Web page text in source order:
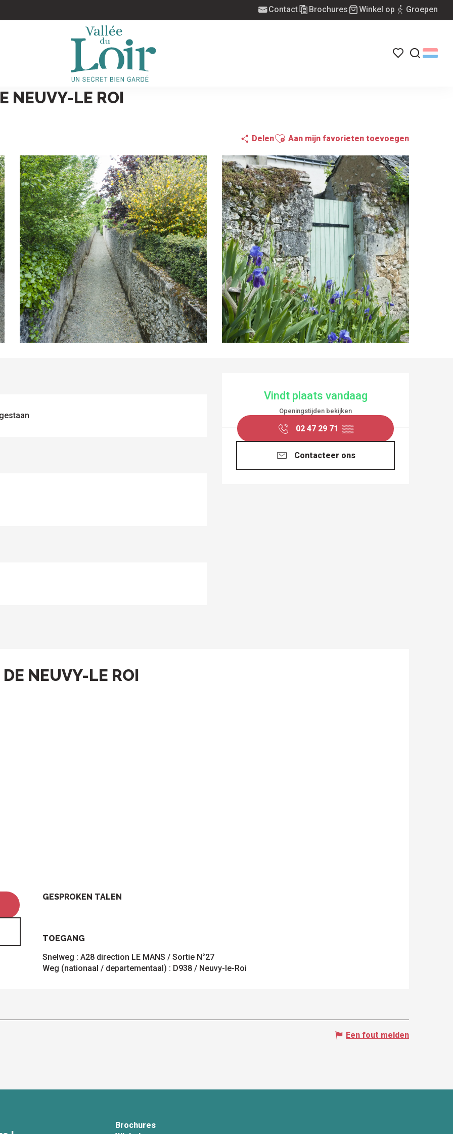
Contact Brochures Winkel op Groepen
NEUVY-LE ROI
DelenAjouter aux favoris
Aan mijn favorieten toevoegen
OPENINGSTIJDEN
Vindt plaats vandaag
Openingstijden bekijken
02 47 29 71 ▒▒
Contacteer ons
NEUVY-LE ROI
GESPROKEN TALEN
GESPROKEN TALEN
TOEGANG
TOEGANG
Snelweg : A28 direction LE MANS / Sortie N°27
Weg (nationaal / departementaal) : D938 / Neuvy-le-Roi
Een fout melden
Brochures